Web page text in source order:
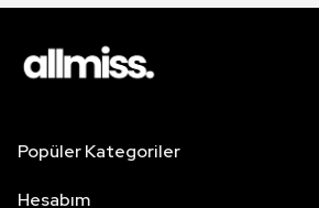
Popüler Kategoriler
Hesabım